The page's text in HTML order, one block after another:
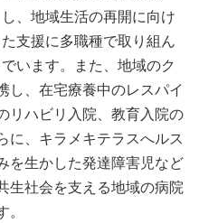
し、地域生活の再開に向け
た支援に多職種で取り組ん
でいます。また、地域のク
し、在宅療養中のレスパイ
リハビリ入院、教育入院の
に、キラメキテラスへルス
を生かした発達障害児など
生社会を支える地域の病院